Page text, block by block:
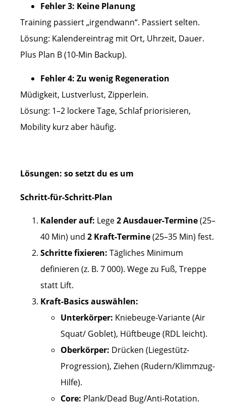
Fehler 3: Keine Planung
Training passiert „irgendwann“. Passiert selten.
Lösung: Kalendereintrag mit Ort, Uhrzeit, Dauer.
Plus Plan B (10-Min Backup).
Fehler 4: Zu wenig Regeneration
Müdigkeit, Lustverlust, Zipperlein.
Lösung: 1–2 lockere Tage, Schlaf priorisieren,
Mobility kurz aber häufig.
Lösungen: so setzt du es um
Schritt-für-Schritt-Plan
Kalender auf: Lege2 Ausdauer-Termine(25–
40 Min) und 2 Kraft-Termine(25–35 Min) fest.
Schritte fixieren: Tägliches Minimum
definieren (z. B. 7 000). Wege zu Fuß, Treppe
statt Lift.
Kraft-Basics auswählen:
Unterkörper: Kniebeuge-Variante (Air
Squat/ Goblet), Hüftbeuge (RDL leicht).
Oberkörper: Drücken (Liegestütz-
Progression), Ziehen (Rudern/Klimmzug-
Hilfe).
Core: Plank/Dead Bug/Anti-Rotation.